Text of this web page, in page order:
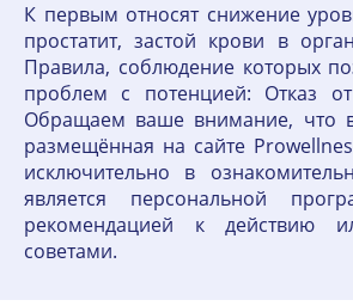
К первым относят снижение
простатит, застой крови в
Правила, соблюдение которых
проблем с потенцией: Отказ от
Обращаем ваше внимание, что
размещённая на сайте
исключительно в
является персональной
рекомендацией к действию
советами.